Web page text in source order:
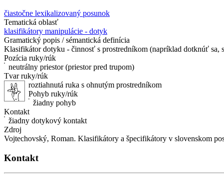
čiastočne lexikalizovaný posunok
Tematická oblasť
klasifikátory manipulácie - dotyk
Gramatický popis / sémantická definícia
Klasifikátor dotyku - činnosť s prostredníkom (napríklad dotknúť
Pozícia ruky/rúk
neutrálny priestor (priestor pred trupom)
Tvar ruky/rúk
roztiahnutá ruka s ohnutým prostredníkom
Pohyb ruky/rúk
žiadny pohyb
Kontakt
žiadny dotykový kontakt
Zdroj
Vojtechovský, Roman. Klasifikátory a špecifikátory v slovenskom
Kontakt